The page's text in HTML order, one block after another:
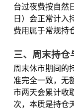
台过夜费按自然
日）会正常计入
费用属于常规持
三、周末持仓
周末休市期间的
准完全一致，无
市两天会累计收
次，本质是持仓